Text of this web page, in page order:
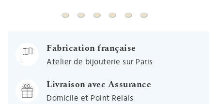
Fabrication française
Atelier de bijouterie sur Paris
Livraison avec Assurance
Domicile et Point Relais